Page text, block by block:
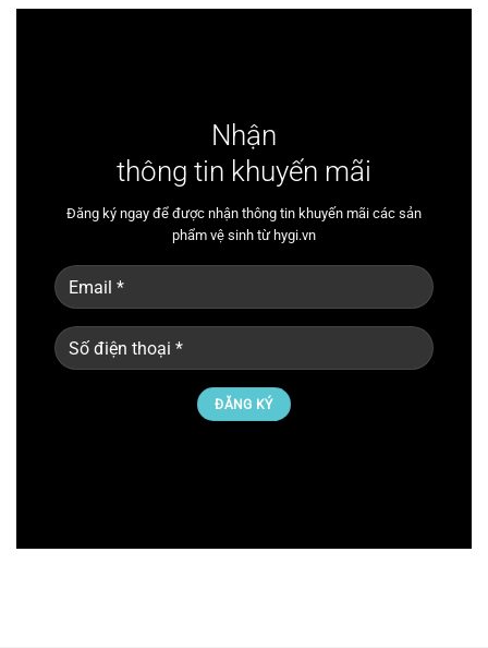
Nhận
thông tin khuyến mãi
Đăng ký ngay để được nhận thông tin khuyến mãi các sản
phẩm vệ sinh từ hygi.vn